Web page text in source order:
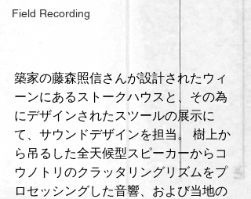
Field Recording
築家の藤森照信さんが設計されたウィ
ーンにあるストークハウスと、その為
にデザインされたスツールの展示に
て、サウンドデザインを担当。 樹上か
ら吊るした全天候型スピーカーからコ
ウノトリのクラッタリングリズムをプ
ロセッシングした音響、および当地の